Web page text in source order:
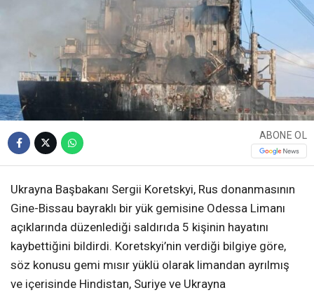
ABONE OL
Ukrayna Başbakanı Sergii Koretskyi, Rus donanmasının
Gine-Bissau bayraklı bir yük gemisine Odessa Limanı
açıklarında düzenlediği saldırıda 5 kişinin hayatını
kaybettiğini bildirdi. Koretskyi’nin verdiği bilgiye göre,
söz konusu gemi mısır yüklü olarak limandan ayrılmış
ve içerisinde Hindistan, Suriye ve Ukrayna